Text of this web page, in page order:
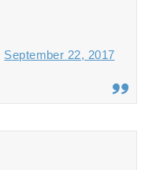
September 22, 2017